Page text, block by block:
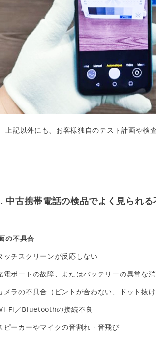
上記以外にも、お客様独自のテスト計画や検
中古携帯電話の検品でよく見られる
の不具合
ッチスクリーンが反応しない
電ポートの故障、またはバッテリーの異常な
メラの不具合（ピントが合わない、ドット抜け
Fi／Bluetoothの接続不良
ピーカーやマイクの音割れ・音飛び